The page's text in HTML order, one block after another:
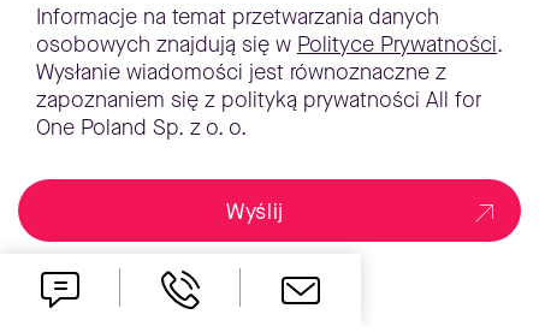
Informacje na temat przetwarzania danych
osobowych znajdują się w Polityce Prywatności.
Wysłanie wiadomości jest równoznaczne z
zapoznaniem się z polityką prywatności All for
One Poland Sp. z o. o.
Wyślij